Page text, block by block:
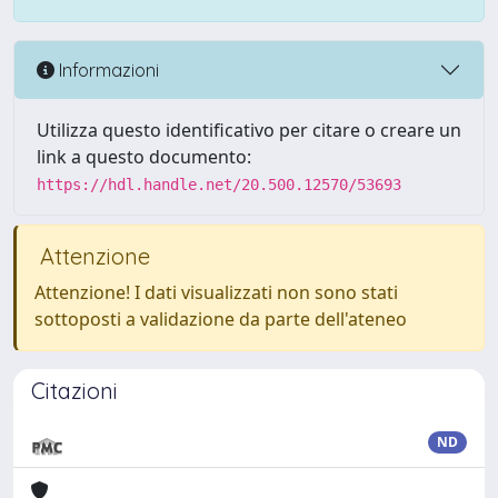
Informazioni
Utilizza questo identificativo per citare o creare un
link a questo documento:
https://hdl.handle.net/20.500.12570/53693
Attenzione
Attenzione! I dati visualizzati non sono stati
sottoposti a validazione da parte dell'ateneo
Citazioni
ND